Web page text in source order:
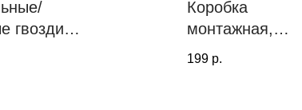
гвозди
Коробка
монтажная,
универсальная
199 р.